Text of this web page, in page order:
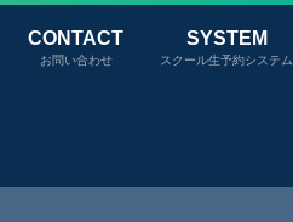
CONTACT
お問い合わせ
SYSTEM
スクール生予約システム